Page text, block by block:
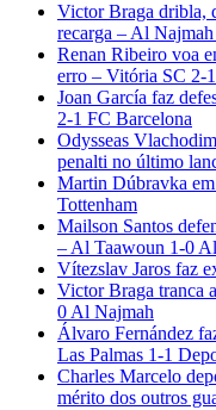
Victor Braga dribla,
recarga – Al
Renan Ribeiro voa
erro – Vitória SC 2-
Joan García faz
2-1 FC Barcelona
Odysseas
penalti no último
Martin Dúbravka
Tottenham
Mailson Santos
– Al Taawoun 1-0
Vítezslav Jaros faz
Victor Braga tranca
0 Al Najmah
Álvaro Fernández
Las Palmas 1-1
Charles Marcelo
mérito dos outros